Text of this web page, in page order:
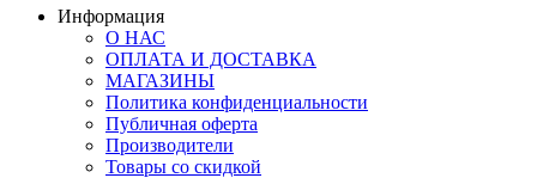
Информация
О НАС
ОПЛАТА И ДОСТАВКА
МАГАЗИНЫ
Политика конфиденциальности
Публичная оферта
Производители
Товары со скидкой